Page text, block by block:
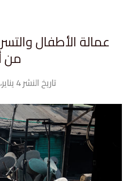
عمالة الأطفال
من
تاريخ النشر 4 يناير، 2021